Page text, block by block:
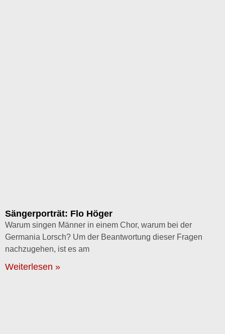
Sängerporträt: Flo Höger
Warum singen Männer in einem Chor, warum bei der
Germania Lorsch? Um der Beantwortung dieser Fragen
nachzugehen, ist es am
Weiterlesen »